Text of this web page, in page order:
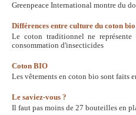
Greenpeace International montre du
Différences entre culture du coton
Le coton traditionnel ne
consommation d'insecticides
Coton BIO
Les vêtements en coton bio sont faits
Le saviez-vous ?
Il faut pas moins de 27 bouteilles en